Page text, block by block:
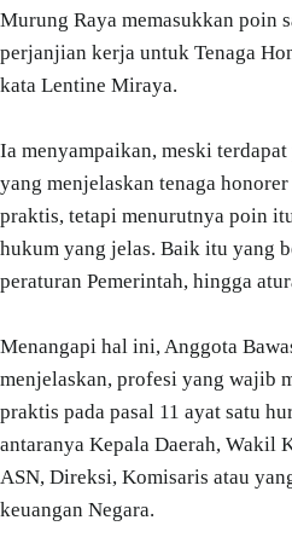
Murung Raya memasukkan poin
perjanjian kerja untuk Tenaga
kata Lentine Miraya.
Ia menyampaikan, meski
yang menjelaskan tenaga
praktis, tetapi menurutnya poin
hukum yang jelas. Baik itu yang
peraturan Pemerintah, hingga
Menangapi hal ini, Anggota
menjelaskan, profesi yang wajib
praktis pada pasal 11 ayat satu
antaranya Kepala Daerah, Wakil
ASN, Direksi, Komisaris atau
keuangan Negara.